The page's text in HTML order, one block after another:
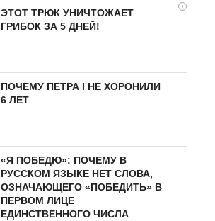
i
ЭТОТ ТРЮК УНИЧТОЖАЕТ
ГРИБОК ЗА 5 ДНЕЙ!
ПОЧЕМУ ПЕТРА I НЕ ХОРОНИЛИ
6 ЛЕТ
«Я ПОБЕДЮ»: ПОЧЕМУ В
РУССКОМ ЯЗЫКЕ НЕТ СЛОВА,
ОЗНАЧАЮЩЕГО «ПОБЕДИТЬ» В
ПЕРВОМ ЛИЦЕ
ЕДИНСТВЕННОГО ЧИСЛА